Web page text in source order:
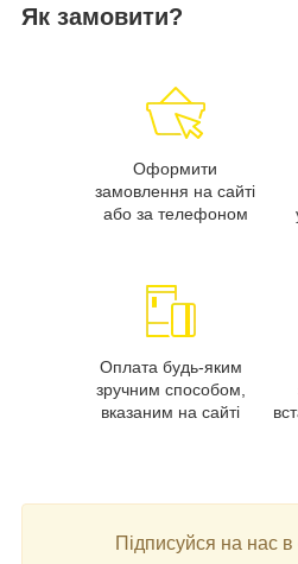
Як замовити?
Оформити
замовлення на сайті
або за телефоном
Оплата будь-яким
зручним способом,
вказаним на сайті
Підписуйся на нас